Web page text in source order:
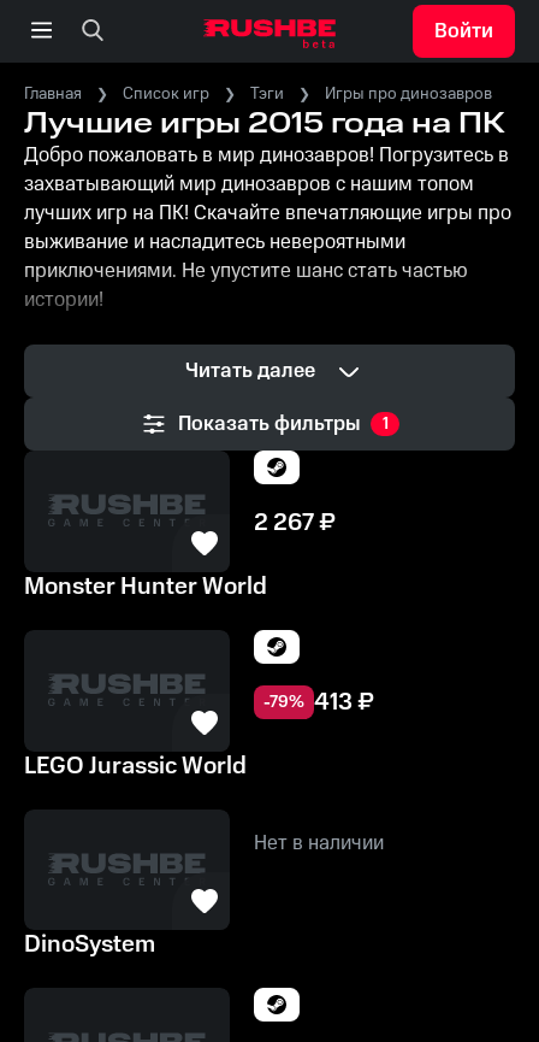
Войти
Главная Список игр Тэги Игры про динозавров
Лучшие игры 2015 года на ПК
Добро пожаловать в мир динозавров! Погрузитесь в
захватывающий мир динозавров с нашим топом
лучших игр на ПК! Скачайте впечатляющие игры про
выживание и насладитесь невероятными
приключениями. Не упустите шанс стать частью
истории!
Читать далее
Показать фильтры
1
2 267₽
Monster Hunter World
-79% 413₽
LEGO Jurassic World
Нет в наличии
DinoSystem